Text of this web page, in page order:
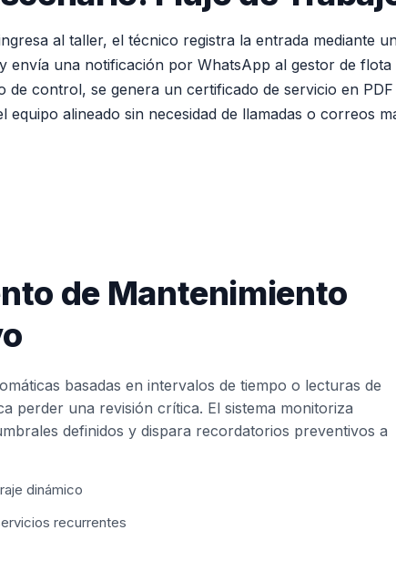
al taller, el técnico registra la entrada mediante
envía una notificación por WhatsApp al gestor de
de control, se genera un certificado de servicio en
equipo alineado sin necesidad de llamadas o correos
de Mantenimiento
basadas en intervalos de tiempo o lecturas de
perder una revisión crítica. El sistema monitoriza
definidos y dispara recordatorios preventivos a
dinámico
recurrentes